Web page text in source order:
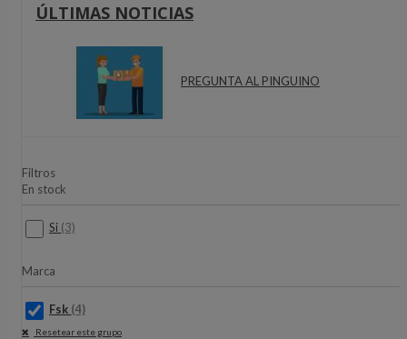
ÚLTIMAS NOTICIAS
PREGUNTA AL PINGUINO
Filtros
En stock
Si (3)
Marca
Fsk (4)
Resetear este grupo